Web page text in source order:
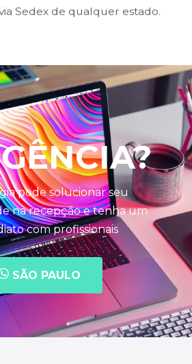
Sedex de qualquer estado.
pode solucionar seu
na recepção e tenha um
com profissionais
SÃO PAULO